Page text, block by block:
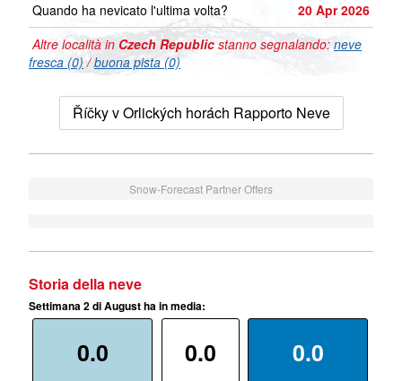
Quando ha nevicato l'ultima volta?
20 Apr 2026
Altre località in Czech Republic stanno segnalando: neve
fresca (0)/buona pista (0)
Říčky v Orlických horách Rapporto Neve
Snow-Forecast Partner Offers
Storia della neve
Settimana 2 di August ha in media:
0.0 0.0 0.0